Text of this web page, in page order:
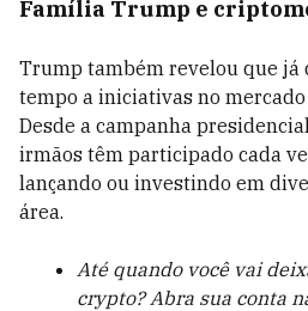
Família Trump e
Trump também revelou que já
tempo a iniciativas no
Desde a campanha
irmãos têm participado cada
lançando ou investindo em
área.
Até quando você vai
crypto? Abra sua conta